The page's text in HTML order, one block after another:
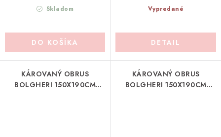
Skladom
DO KOŠÍKA
Vypredané
DETAIL
KÁROVANÝ OBRUS
BOLGHERI 150X190CM
KÁROVANÝ OBRUS
BOLGHERI 150X190CM